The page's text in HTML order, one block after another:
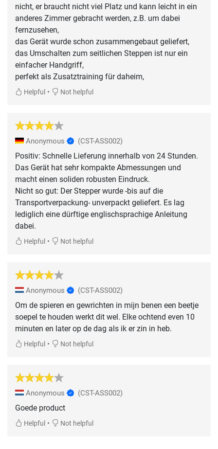
nicht, er braucht nicht viel Platz und kann leicht in ein
anderes Zimmer gebracht werden, z.B. um dabei
fernzusehen,
das Gerät wurde schon zusammengebaut geliefert,
das Umschalten zum seitlichen Steppen ist nur ein
einfacher Handgriff,
perfekt als Zusatztraining für daheim,
Helpful • Not helpful
Anonymous (CST-ASS002)
Positiv: Schnelle Lieferung innerhalb von 24 Stunden.
Das Gerät hat sehr kompakte Abmessungen und
macht einen soliden robusten Eindruck.
Nicht so gut: Der Stepper wurde -bis auf die
Transportverpackung- unverpackt geliefert. Es lag
lediglich eine dürftige englischsprachige Anleitung
dabei.
Helpful • Not helpful
Anonymous (CST-ASS002)
Om de spieren en gewrichten in mijn benen een beetje
soepel te houden werkt dit wel. Elke ochtend even 10
minuten en later op de dag als ik er zin in heb.
Helpful • Not helpful
Anonymous (CST-ASS002)
Goede product
Helpful • Not helpful